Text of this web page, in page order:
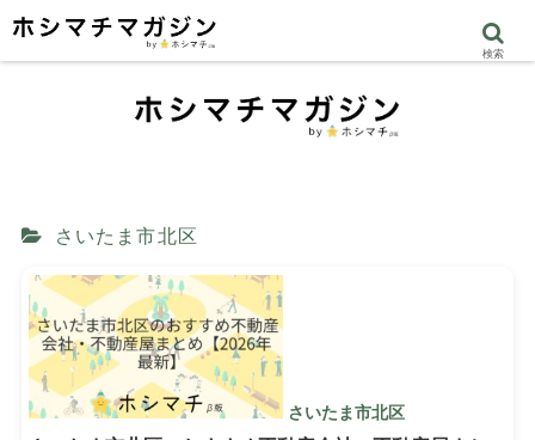
さいたま市北区
さいたま市北区
検索